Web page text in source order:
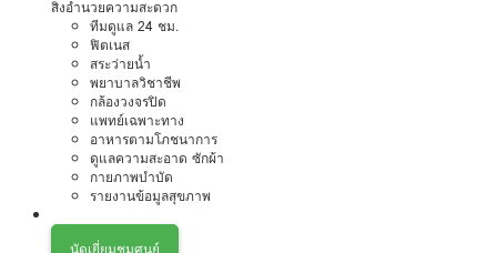
สิ่งอำนวยความสะดวก
ทีมดูแล 24 ชม.
ฟิตเนส
สระว่ายน้ำ
พยาบาลวิชาชีพ
กล้องวงจรปิด
แพทย์เฉพาะทาง
อาหารตามโภชนาการ
ดูแลความสะอาด ซักผ้า
กายภาพบำบัด
รายงานข้อมูลสุขภาพ
นัดเยี่ยมชมศูนย์